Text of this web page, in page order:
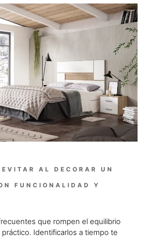
EVITAR AL DECORAR UN
FUNCIONALIDAD Y
que rompen el equilibrio
Identificarlos a tiempo te